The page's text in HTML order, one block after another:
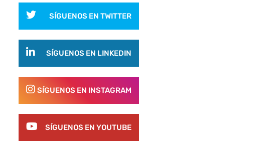
SÍGUENOS EN TWITTER
SÍGUENOS EN LINKEDIN
SÍGUENOS EN INSTAGRAM
SÍGUENOS EN YOUTUBE